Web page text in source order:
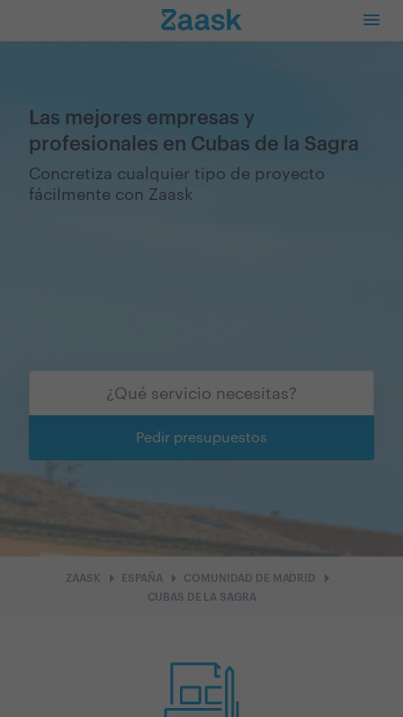
Las mejores empresas y
profesionales en Cubas de la Sagra
Concretiza cualquier tipo de proyecto
fácilmente con Zaask
Pedir presupuestos
ZAASK arrow_right ESPAÑAarrow_right COMUNIDAD DE MADRID arrow_right
CUBAS DE LA SAGRA